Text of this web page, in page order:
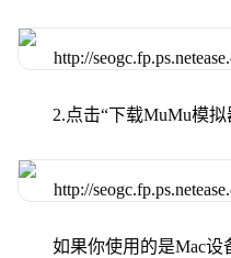
2.点击“下载MuMu模拟
如果你使用的是Mac设